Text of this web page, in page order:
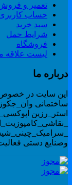
تعمیر و فروش
حساب کاربری
سبد خرید
شرایط حمل
فروشگاه
لیست علاقه
ما
سایت در خصوص
دستی فعالیت